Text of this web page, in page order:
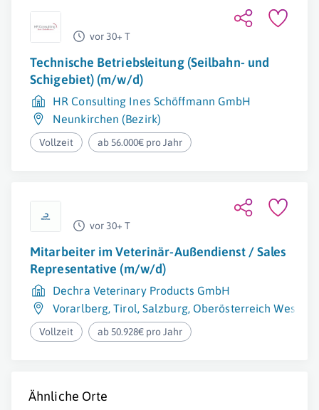
vor 30+ T
Technische Betriebsleitung (Seilbahn- und
Schigebiet) (m/w/d)
HR Consulting Ines Schöffmann GmbH
Neunkirchen (Bezirk)
Vollzeit ab 56.000€ pro Jahr
vor 30+ T
Mitarbeiter im Veterinär-Außendienst / Sales
Representative (m/w/d)
Dechra Veterinary Products GmbH
Vorarlberg,Tirol, Salzburg, Oberösterreich West
Vollzeit ab 50.928€ pro Jahr
Ähnliche Orte